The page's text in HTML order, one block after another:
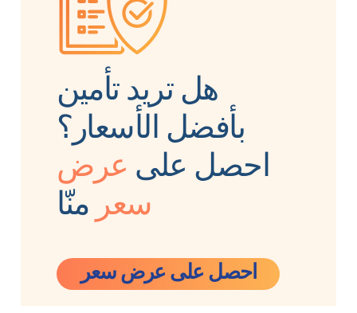
هل تريد تأمين
بأفضل الأسعار؟
احصل على عرض
سعر منّا
احصل على عرض سعر